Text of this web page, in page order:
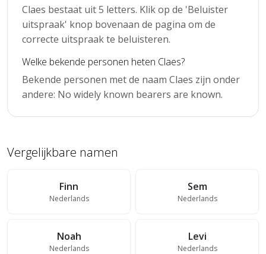
Claes bestaat uit 5 letters. Klik op de 'Beluister
uitspraak' knop bovenaan de pagina om de
correcte uitspraak te beluisteren.
Welke bekende personen heten Claes?
Bekende personen met de naam Claes zijn onder
andere: No widely known bearers are known.
Vergelijkbare namen
Finn
Nederlands
Sem
Nederlands
Noah
Nederlands
Levi
Nederlands